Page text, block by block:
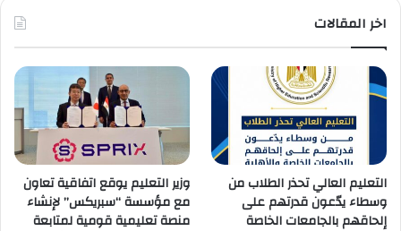
اخر المقالات
التعليم العالي تحذر الطلاب من
وسطاء يدّعون قدرتهم على
إلحاقهم بالجامعات الخاصة
وزير التعليم يوقع اتفاقية تعاون
مع مؤسسة “سبريكس” لإنشاء
منصة تعليمية قومية لمتابعة